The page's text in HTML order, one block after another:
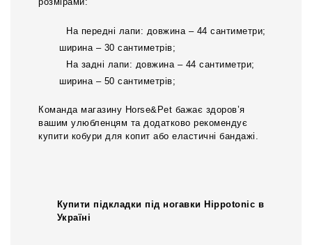
На передні лапи: довжина – 44 сантиметри;
ширина – 30 сантиметрів;
На задні лапи: довжина – 44 сантиметри;
ширина – 50 сантиметрів;
Команда магазину Horse&Pet бажає здоров’я
вашим улюбленцям та додатково рекомендує
купити кобури для копит або еластичні бандажі.
Купити підкладки під ногавки Hippotonic в
Україні